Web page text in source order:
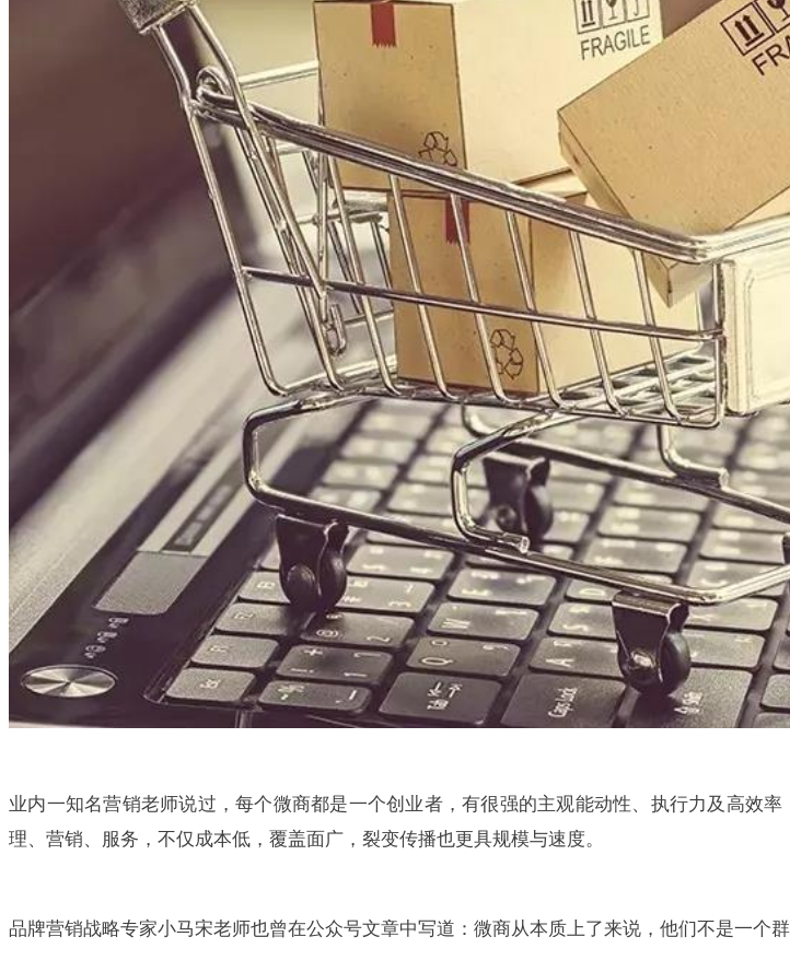
业内一知名营销老师说过，每个微商都是一个创业者，有很强的主观能动性、执行力及高效
理、营销、服务，不仅成本低，覆盖面广，裂变传播也更具规模与速度。
品牌营销战略专家小马宋老师也曾在公众号文章中写道：微商从本质上了来说，他们不是一个